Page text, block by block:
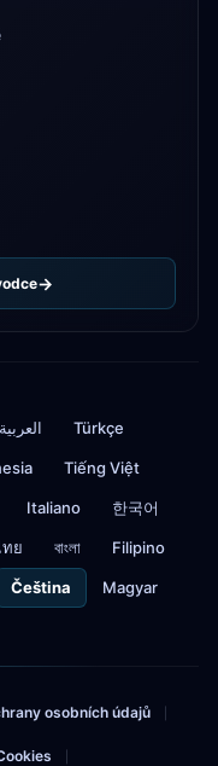
العربية Türkçe
Tiếng Việt
Italiano 한국어
ทย বাংলা Filipino
Čeština Magyar
osobních údajů